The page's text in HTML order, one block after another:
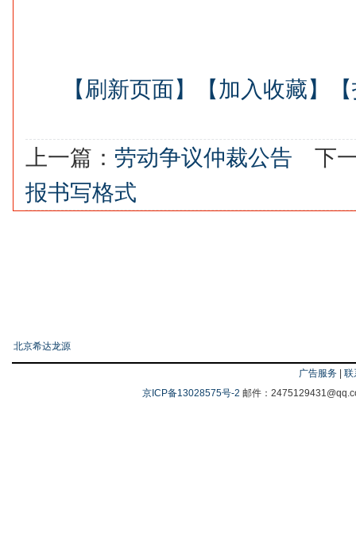
【刷新页面】 【加入收藏】
上一篇： 劳动争议仲裁公告 下
报书写格式
北京希达龙源
广告服务
联
京ICP备13028575号-2 邮件：